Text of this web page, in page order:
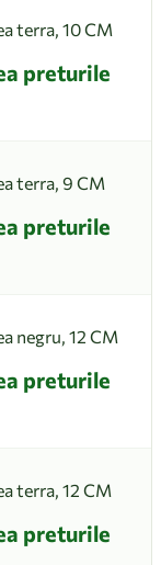
terra, 10 CM
preturile
terra, 9 CM
preturile
negru, 12 CM
preturile
terra, 12 CM
preturile